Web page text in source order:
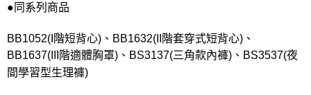
●同系列商品
BB1052(I階短背心)、BB1632(II階套穿式短背心)、
BB1637(III階適體胸罩)、BS3137(三角款內褲)、BS3537(夜
間學習型生理褲)